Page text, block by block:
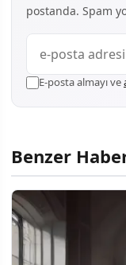
postanda. Spam
E-posta almayı ve
Benzer